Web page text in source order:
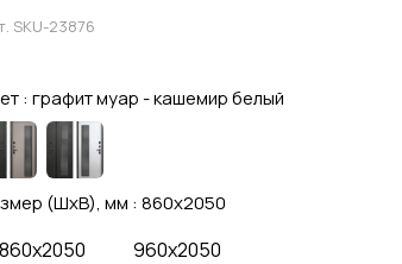
SKU-23876
: графит муар - кашемир белый
(ШхВ), мм : 860x2050
860x2050 960x2050